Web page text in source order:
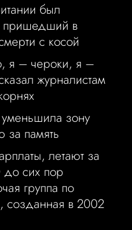
был
пришедший в
с косой
я – чероки, я –
журналистам
зону
за память
летают за
сих пор
группа по
созданная в 2002